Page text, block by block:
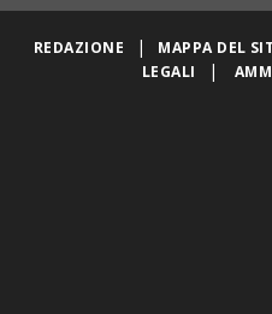
REDAZIONE | MAPPA DEL
LEGALI
|